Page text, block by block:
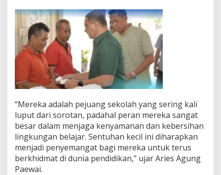
“Mereka adalah pejuang sekolah yang sering kali
luput dari sorotan, padahal peran mereka sangat
besar dalam menjaga kenyamanan dan kebersihan
lingkungan belajar. Sentuhan kecil ini diharapkan
menjadi penyemangat bagi mereka untuk terus
berkhidmat di dunia pendidikan,” ujar Aries Agung
Paewai.